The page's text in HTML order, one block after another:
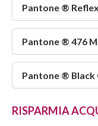
Pantone ®
Pantone ® 476
Pantone ® Black
RISPARMIA